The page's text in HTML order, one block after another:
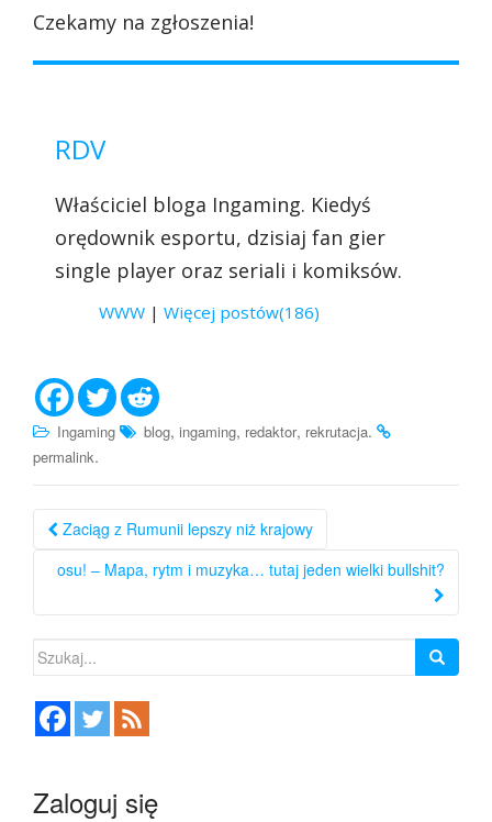
Czekamy na zgłoszenia!
RDV
Właściciel bloga Ingaming. Kiedyś
orędownik esportu, dzisiaj fan gier
single player oraz seriali i komiksów.
WWW | Więcej postów(186)
Ingaming blog, ingaming, redaktor, rekrutacja.
permalink.
Nawigacja
po
Zaciąg z Rumunii lepszy niż krajowy
osu! – Mapa, rytm i muzyka… tutaj jeden wielki bullshit?
Szukaj:
Zaloguj się